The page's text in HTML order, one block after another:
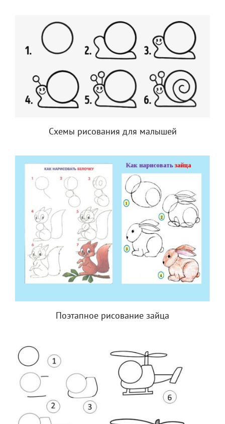
Схемы рисования для малышей
Поэтапное рисование зайца